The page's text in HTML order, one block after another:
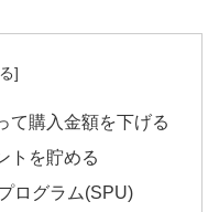
て購入金額を下げる
トを貯める
ログラム(SPU)